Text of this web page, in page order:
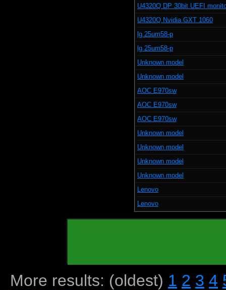
U4320Q DP 30bit UEFI
U4320Q Nvidia GXT 1060
lg 25um58-p
lg 25um58-p
Unknown model
Unknown model
AOC E970sw
AOC E970sw
AOC E970sw
Unknown model
Unknown model
Unknown model
Unknown model
Lenovo
Lenovo
More results: (oldest) 1 2 3 4